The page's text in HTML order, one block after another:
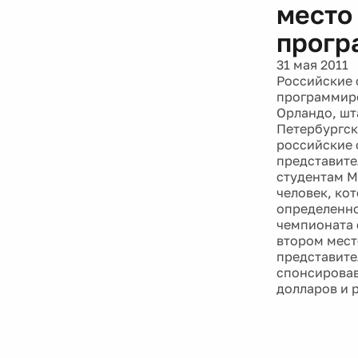
31 мая 2011
Российские
Орландо,
российские
студентам
человек,
чемпионата
втором
долларов и